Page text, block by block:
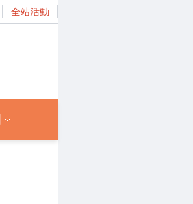
全站活動